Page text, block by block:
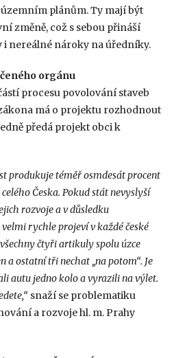
plánům. Ty mají být
změně, což s sebou přináší
nereálné nároky na úředníky.
orgánu
procesu povolování staveb
má o projektu rozhodnout
předá projekt obci k
produkuje téměř osmdesát procent
Česka. Pokud stát nevyslyší
rozvoje a v důsledku
rychle projeví v každé české
čtyři artikuly spolu úzce
a ostatní tři nechat „na potom“. Je
autu jedno kolo a vyrazili na výlet.
snaží se problematiku
a rozvoje hl. m. Prahy